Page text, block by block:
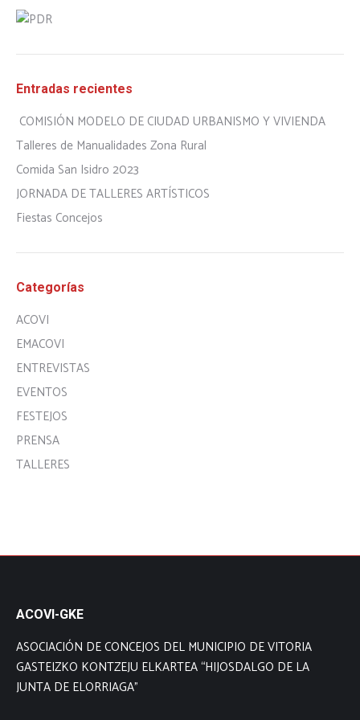
Entradas recientes
COMISIÓN MODELO DE CIUDAD URBANISMO Y VIVIENDA
Talleres de Manualidades Zona Rural
Comida San Isidro 2023
JORNADA DE TALLERES ARTÍSTICOS
Fiestas Concejos
Categorías
ACOVI
EMACOVI
ENTREVISTAS
EVENTOS
FESTEJOS
PRENSA
TALLERES
ACOVI-GKE
ASOCIACIÓN DE CONCEJOS DEL MUNICIPIO DE VITORIA
GASTEIZKO KONTZEJU ELKARTEA “HIJOSDALGO DE LA
JUNTA DE ELORRIAGA”